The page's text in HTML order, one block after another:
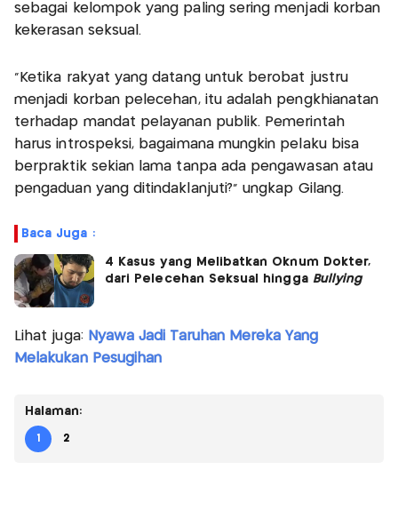
sebagai kelompok yang paling sering menjadi korban
kekerasan seksual.
“Ketika rakyat yang datang untuk berobat justru
menjadi korban pelecehan, itu adalah pengkhianatan
terhadap mandat pelayanan publik. Pemerintah
harus introspeksi, bagaimana mungkin pelaku bisa
berpraktik sekian lama tanpa ada pengawasan atau
pengaduan yang ditindaklanjuti?” ungkap Gilang.
Baca Juga :
4 Kasus yang Melibatkan Oknum Dokter,
dari Pelecehan Seksual hingga Bullying
Lihat juga: Nyawa Jadi Taruhan Mereka Yang
Melakukan Pesugihan
Halaman:
1 2